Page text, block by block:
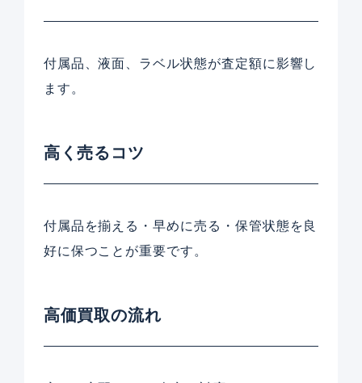
付属品、液面、ラベル状態が査定額に影響し
ます。
高く売るコツ
付属品を揃える・早めに売る・保管状態を良
好に保つことが重要です。
高価買取の流れ